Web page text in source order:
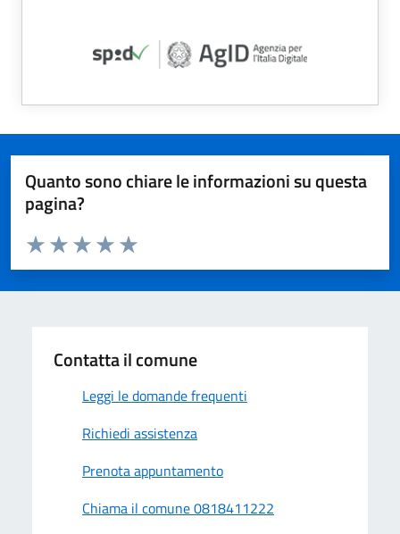
Quanto sono chiare le informazioni su questa
pagina?
Valuta da 1 a 5 stelle la pagina
Valuta 5 stelle su 5
Valuta 4 stelle su 5
Valuta 3 stelle su 5
Valuta 2 stelle su 5
Valuta 1 stelle su 5
Contatta il comune
Leggi le domande frequenti
Richiedi assistenza
Prenota appuntamento
Chiama il comune 0818411222